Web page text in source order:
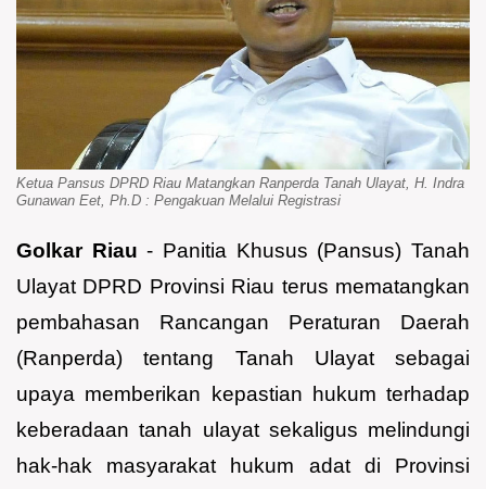
Ketua Pansus DPRD Riau Matangkan Ranperda Tanah Ulayat, H. Indra
Gunawan Eet, Ph.D : Pengakuan Melalui Registrasi
Golkar Riau- Panitia Khusus (Pansus) Tanah
Ulayat DPRD Provinsi Riau terus mematangkan
pembahasan Rancangan Peraturan Daerah
(Ranperda) tentang Tanah Ulayat sebagai
upaya memberikan kepastian hukum terhadap
keberadaan tanah ulayat sekaligus melindungi
hak-hak masyarakat hukum adat di Provinsi